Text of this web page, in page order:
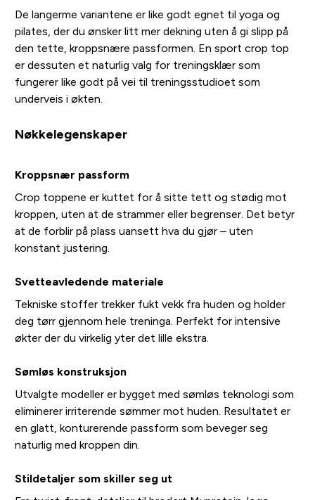
De langerme variantene er like godt egnet til yoga og
pilates, der du ønsker litt mer dekning uten å gi slipp på
den tette, kroppsnære passformen. En sport crop top
er dessuten et naturlig valg for treningsklær som
fungerer like godt på vei til treningsstudioet som
underveis i økten.
Nøkkelegenskaper
Kroppsnær passform
Crop toppene er kuttet for å sitte tett og stødig mot
kroppen, uten at de strammer eller begrenser. Det betyr
at de forblir på plass uansett hva du gjør – uten
konstant justering.
Svetteavledende materiale
Tekniske stoffer trekker fukt vekk fra huden og holder
deg tørr gjennom hele treninga. Perfekt for intensive
økter der du virkelig yter det lille ekstra.
Sømløs konstruksjon
Utvalgte modeller er bygget med sømløs teknologi som
eliminerer irriterende sømmer mot huden. Resultatet er
en glatt, konturerende passform som beveger seg
naturlig med kroppen din.
Stildetaljer som skiller seg ut